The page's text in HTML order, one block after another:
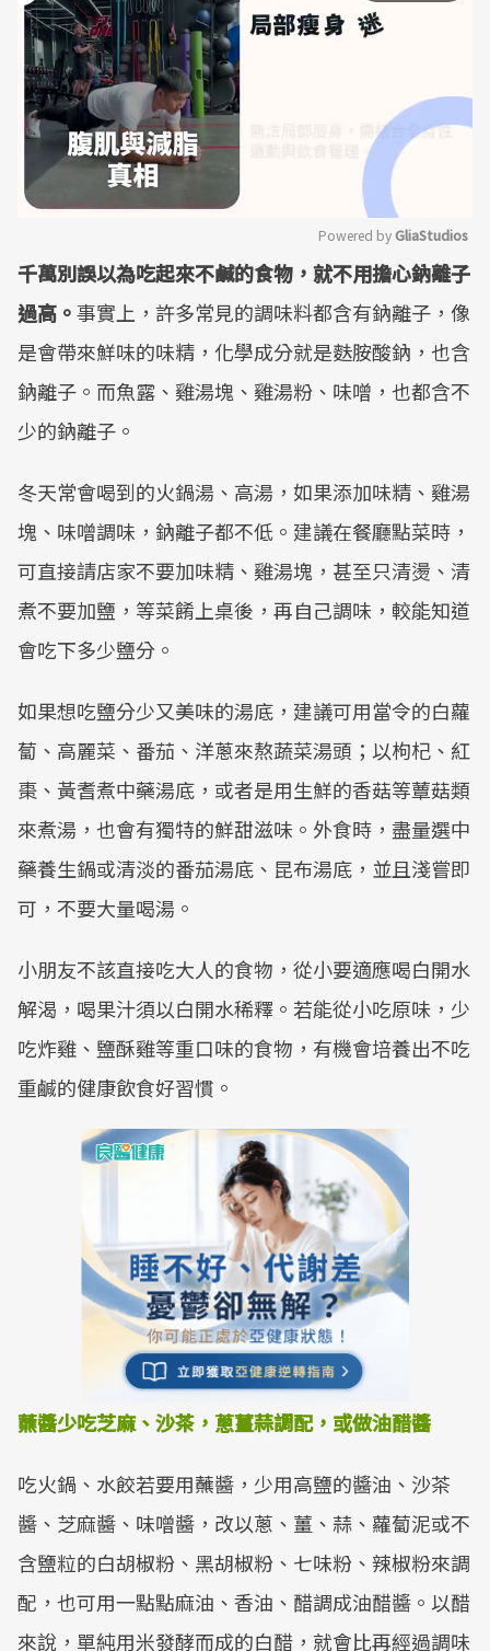
Mute
Powered by GliaStudios
千萬別誤以為吃起來不鹹的食物，就不用擔心鈉離子
過高。事實上，許多常見的調味料都含有鈉離子，像
是會帶來鮮味的味精，化學成分就是麩胺酸鈉，也含
鈉離子。而魚露、雞湯塊、雞湯粉、味噌，也都含不
少的鈉離子。
冬天常會喝到的火鍋湯、高湯，如果添加味精、雞湯
塊、味噌調味，鈉離子都不低。建議在餐廳點菜時，
可直接請店家不要加味精、雞湯塊，甚至只清燙、清
煮不要加鹽，等菜餚上桌後，再自己調味，較能知道
會吃下多少鹽分。
如果想吃鹽分少又美味的湯底，建議可用當令的白蘿
蔔、高麗菜、番茄、洋蔥來熬蔬菜湯頭；以枸杞、紅
棗、黃耆煮中藥湯底，或者是用生鮮的香菇等蕈菇類
來煮湯，也會有獨特的鮮甜滋味。外食時，盡量選中
藥養生鍋或清淡的番茄湯底、昆布湯底，並且淺嘗即
可，不要大量喝湯。
小朋友不該直接吃大人的食物，從小要適應喝白開水
解渴，喝果汁須以白開水稀釋。若能從小吃原味，少
吃炸雞、鹽酥雞等重口味的食物，有機會培養出不吃
重鹹的健康飲食好習慣。
蘸醬少吃芝麻、沙茶， 蔥薑蒜調配，或做油醋醬
吃火鍋、水餃若要用蘸醬，少用高鹽的醬油、沙茶
醬、芝麻醬、味噌醬，改以蔥、薑、蒜、蘿蔔泥或不
含鹽粒的白胡椒粉、黑胡椒粉、七味粉、辣椒粉來調
配，也可用一點點麻油、香油、醋調成油醋醬。以醋
來說，單純用米發酵而成的白醋，就會比再經過調味